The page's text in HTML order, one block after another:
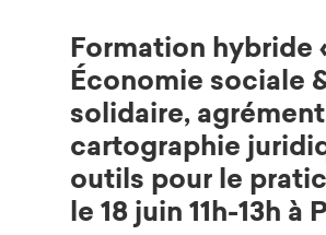
Formation hybride
Économie sociale
solidaire, agrément
cartographie
outils pour le
le 18 juin 11h-13h à